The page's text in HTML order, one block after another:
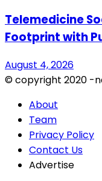
Telemedicine
Footprint with
August 4, 2026
© copyright 2020 -
About
Team
Privacy Policy
Contact Us
Advertise